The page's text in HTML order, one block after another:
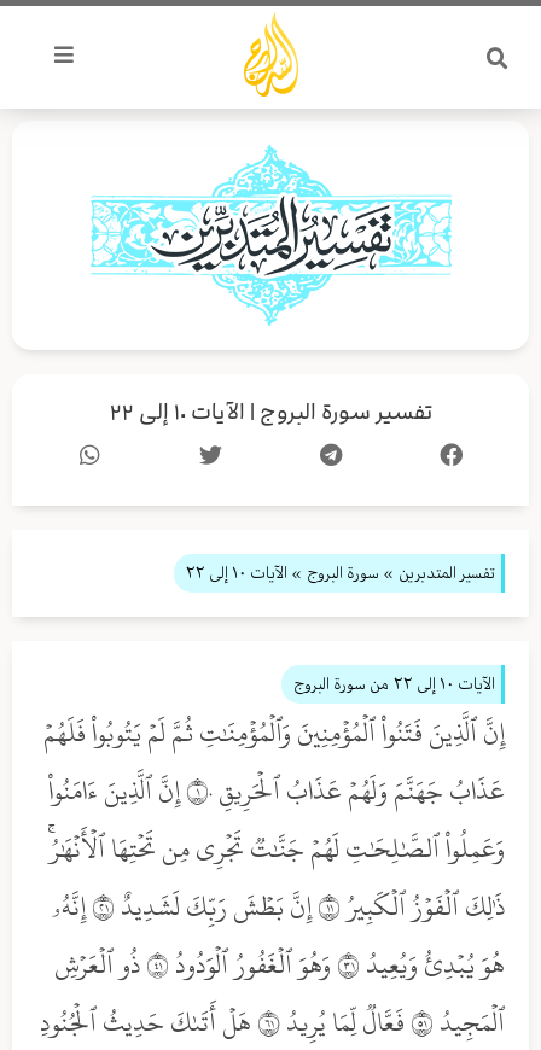
تخطي
المحتوى
تفسير سورة البروج | الآيات ١٠ إلى ٢٢
تفسير المتدبرين » سورة البروج » الآيات ١٠ إلى ٢٢
الآيات ١٠ إلى ٢٢ من سورة البروج
إِنَّ ٱلَّذِينَ فَتَنُواْ ٱلۡمُؤۡمِنِينَ وَٱلۡمُؤۡمِنَٰتِ ثُمَّ لَمۡ يَتُوبُواْ فَلَهُمۡ
عَذَابُ جَهَنَّمَ وَلَهُمۡ عَذَابُ ٱلۡحَرِيقِ ١٠ إِنَّ ٱلَّذِينَ ءَامَنُواْ
وَعَمِلُواْ ٱلصَّٰلِحَٰتِ لَهُمۡ جَنَّٰتٞ تَجۡرِي مِن تَحۡتِهَا ٱلۡأَنۡهَٰرُۚ
ذَٰلِكَ ٱلۡفَوۡزُ ٱلۡكَبِيرُ ١١ إِنَّ بَطۡشَ رَبِّكَ لَشَدِيدٌ ١٢ إِنَّهُۥ
هُوَ يُبۡدِئُ وَيُعِيدُ ١٣ وَهُوَ ٱلۡغَفُورُ ٱلۡوَدُودُ ١٤ ذُو ٱلۡعَرۡشِ
ٱلۡمَجِيدُ ١٥ فَعَّالٞ لِّمَا يُرِيدُ ١٦ هَلۡ أَتَىٰكَ حَدِيثُ ٱلۡجُنُودِ